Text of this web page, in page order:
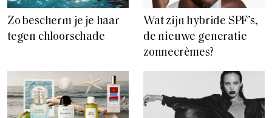
Zo bescherm je je haar
tegen chloorschade
Wat zijn hybride SPF’s,
de nieuwe generatie
zonnecrèmes?